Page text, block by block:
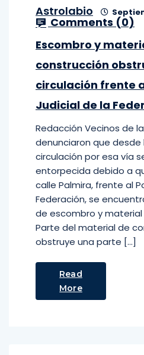
Astrolabio
Comments (0)
Escombro y
construcción
circulación frente
Judicial de la
Redacción Vecinos de
denunciaron que
circulación por esa vía
entorpecida debido a
calle Palmira, frente al
Federación, se
de escombro y
Parte del material de
obstruye una parte […]
Read
More